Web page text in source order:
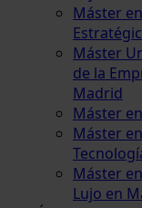
Máster
Máster
de la
Madrid
Máster
Máster
Máster
Lujo en